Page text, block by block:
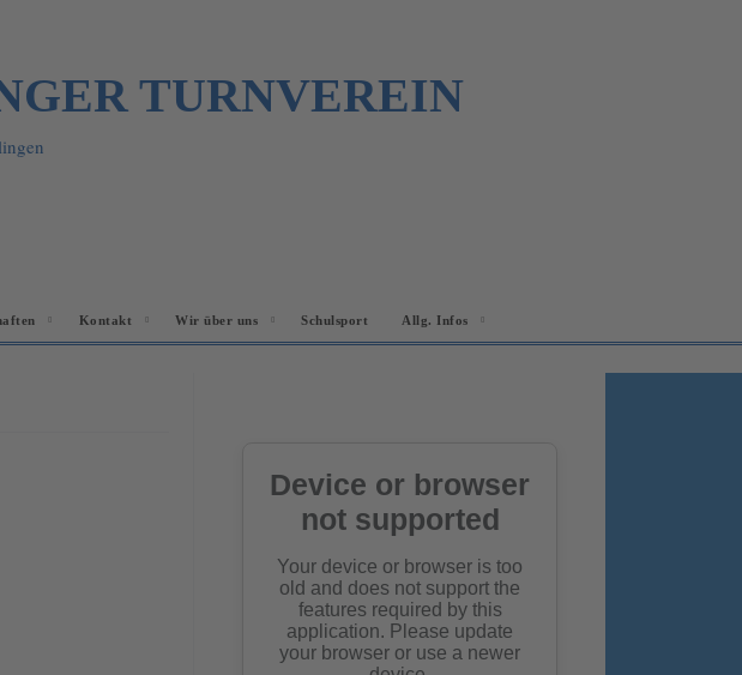
TURNVEREIN
Kontakt Wir über uns Schulsport Allg. Infos